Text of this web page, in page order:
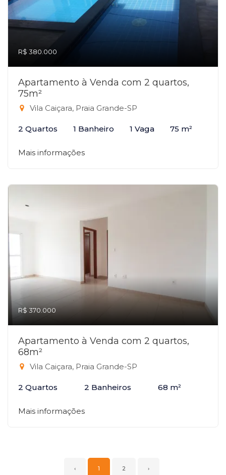
R$ 380.000
Apartamento à Venda com 2 quartos,
75m²
Vila Caiçara, Praia Grande-SP
2 Quartos 1 Banheiro 1 Vaga 75 m²
Mais informações
R$ 370.000
Apartamento à Venda com 2 quartos,
68m²
Vila Caiçara, Praia Grande-SP
2 Quartos 2 Banheiros 68 m²
Mais informações
‹ 1 2 ›